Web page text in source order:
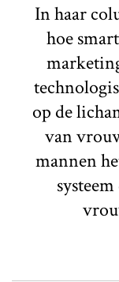
In haar
hoe
op de
van
mannen